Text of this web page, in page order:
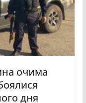
очима
дня